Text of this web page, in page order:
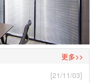
更多>>
[21/11/03]